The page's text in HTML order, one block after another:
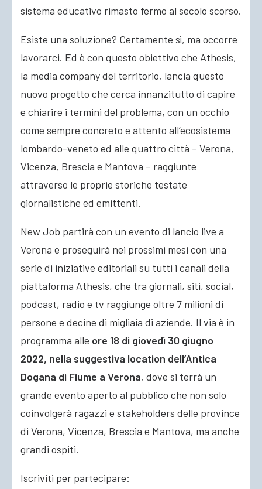
sistema educativo rimasto fermo al secolo scorso.
Esiste una soluzione? Certamente sì, ma occorre
lavorarci. Ed è con questo obiettivo che Athesis,
la media company del territorio, lancia questo
nuovo progetto che cerca innanzitutto di capire
e chiarire i termini del problema, con un occhio
come sempre concreto e attento all’ecosistema
lombardo-veneto ed alle quattro città – Verona,
Vicenza, Brescia e Mantova – raggiunte
attraverso le proprie storiche testate
giornalistiche ed emittenti.
New Job partirà con un evento di lancio live a
Verona e proseguirà nei prossimi mesi con una
serie di iniziative editoriali su tutti i canali della
piattaforma Athesis, che tra giornali, siti, social,
podcast, radio e tv raggiunge oltre 7 milioni di
persone e decine di migliaia di aziende. Il via è in
programma alle ore 18 di giovedì 30 giugno
2022, nella suggestiva location dell’Antica
Dogana di Fiume a Verona, dove si terrà un
grande evento aperto al pubblico che non solo
coinvolgerà ragazzi e stakeholders delle province
di Verona, Vicenza, Brescia e Mantova, ma anche
grandi ospiti.
Iscriviti per partecipare: